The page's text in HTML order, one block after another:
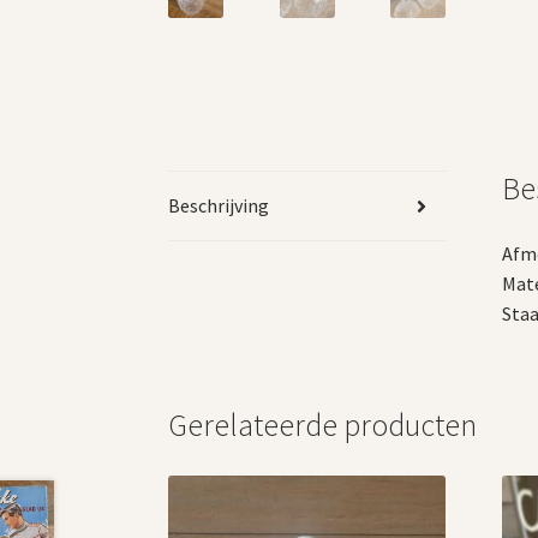
Beschrijving
Gerelateerde producten